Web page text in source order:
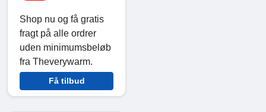
Shop nu og få gratis
fragt på alle ordrer
uden minimumsbeløb
fra Theverywarm.
Få tilbud